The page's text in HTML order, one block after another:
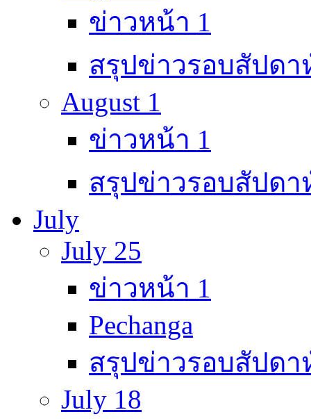
ข่าวหน้า 1
สรุปข่าวรอบสัปดา
August 1
ข่าวหน้า 1
สรุปข่าวรอบสัปดา
July
July 25
ข่าวหน้า 1
Pechanga
สรุปข่าวรอบสัปดา
July 18